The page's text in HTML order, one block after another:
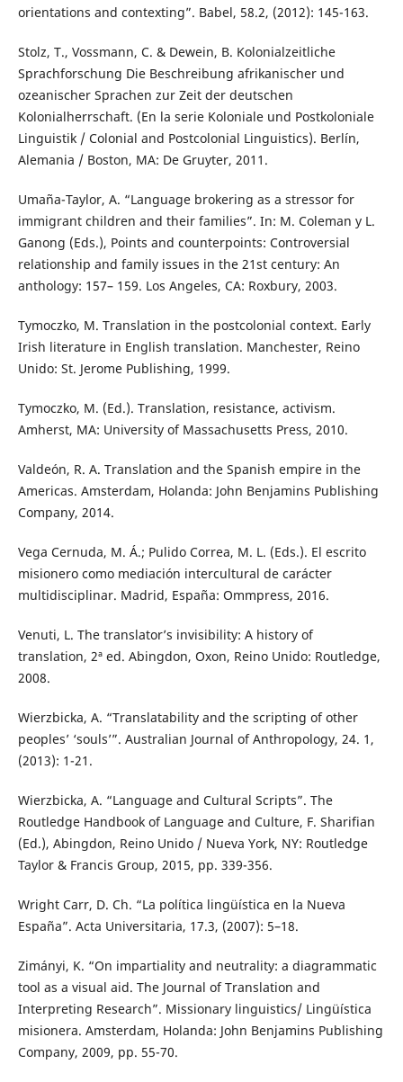
orientations and contexting”. Babel, 58.2, (2012): 145-163.
Stolz, T., Vossmann, C. & Dewein, B. Kolonialzeitliche
Sprachforschung Die Beschreibung afrikanischer und
ozeanischer Sprachen zur Zeit der deutschen
Kolonialherrschaft. (En la serie Koloniale und Postkoloniale
Linguistik / Colonial and Postcolonial Linguistics). Berlín,
Alemania / Boston, MA: De Gruyter, 2011.
Umaña-Taylor, A. “Language brokering as a stressor for
immigrant children and their families”. In: M. Coleman y L.
Ganong (Eds.), Points and counterpoints: Controversial
relationship and family issues in the 21st century: An
anthology: 157– 159. Los Angeles, CA: Roxbury, 2003.
Tymoczko, M. Translation in the postcolonial context. Early
Irish literature in English translation. Manchester, Reino
Unido: St. Jerome Publishing, 1999.
Tymoczko, M. (Ed.). Translation, resistance, activism.
Amherst, MA: University of Massachusetts Press, 2010.
Valdeón, R. A. Translation and the Spanish empire in the
Americas. Amsterdam, Holanda: John Benjamins Publishing
Company, 2014.
Vega Cernuda, M. Á.; Pulido Correa, M. L. (Eds.). El escrito
misionero como mediación intercultural de carácter
multidisciplinar. Madrid, España: Ommpress, 2016.
Venuti, L. The translator’s invisibility: A history of
translation, 2ª ed. Abingdon, Oxon, Reino Unido: Routledge,
2008.
Wierzbicka, A. “Translatability and the scripting of other
peoples’ ‘souls’”. Australian Journal of Anthropology, 24. 1,
(2013): 1-21.
Wierzbicka, A. “Language and Cultural Scripts”. The
Routledge Handbook of Language and Culture, F. Sharifian
(Ed.), Abingdon, Reino Unido / Nueva York, NY: Routledge
Taylor & Francis Group, 2015, pp. 339-356.
Wright Carr, D. Ch. “La política lingüística en la Nueva
España”. Acta Universitaria, 17.3, (2007): 5–18.
Zimányi, K. “On impartiality and neutrality: a diagrammatic
tool as a visual aid. The Journal of Translation and
Interpreting Research”. Missionary linguistics/ Lingüística
misionera. Amsterdam, Holanda: John Benjamins Publishing
Company, 2009, pp. 55-70.